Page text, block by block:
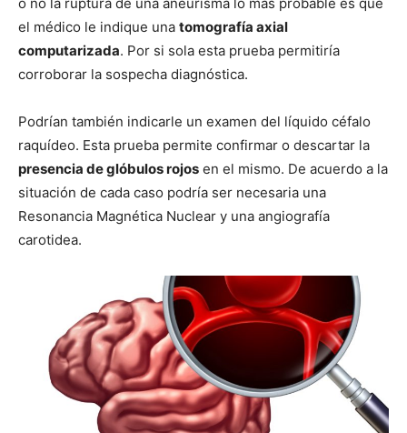
el médico le indique una tomografía axial
computarizada. Por si sola esta prueba permitiría
corroborar la sospecha diagnóstica.
Podrían también indicarle un examen del líquido céfalo
raquídeo. Esta prueba permite confirmar o descartar la
presencia de glóbulos rojos en el mismo. De acuerdo a la
situación de cada caso podría ser necesaria una
Resonancia Magnética Nuclear y una angiografía
carotidea.